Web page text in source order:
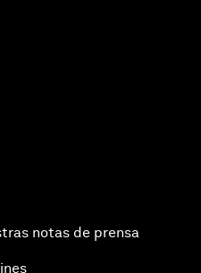
notas de prensa